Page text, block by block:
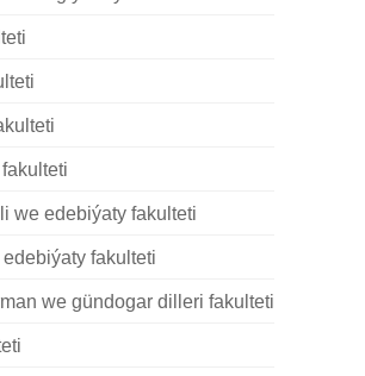
we edebiýaty fakulteti
fakulteti
we gündogar dilleri fakulteti